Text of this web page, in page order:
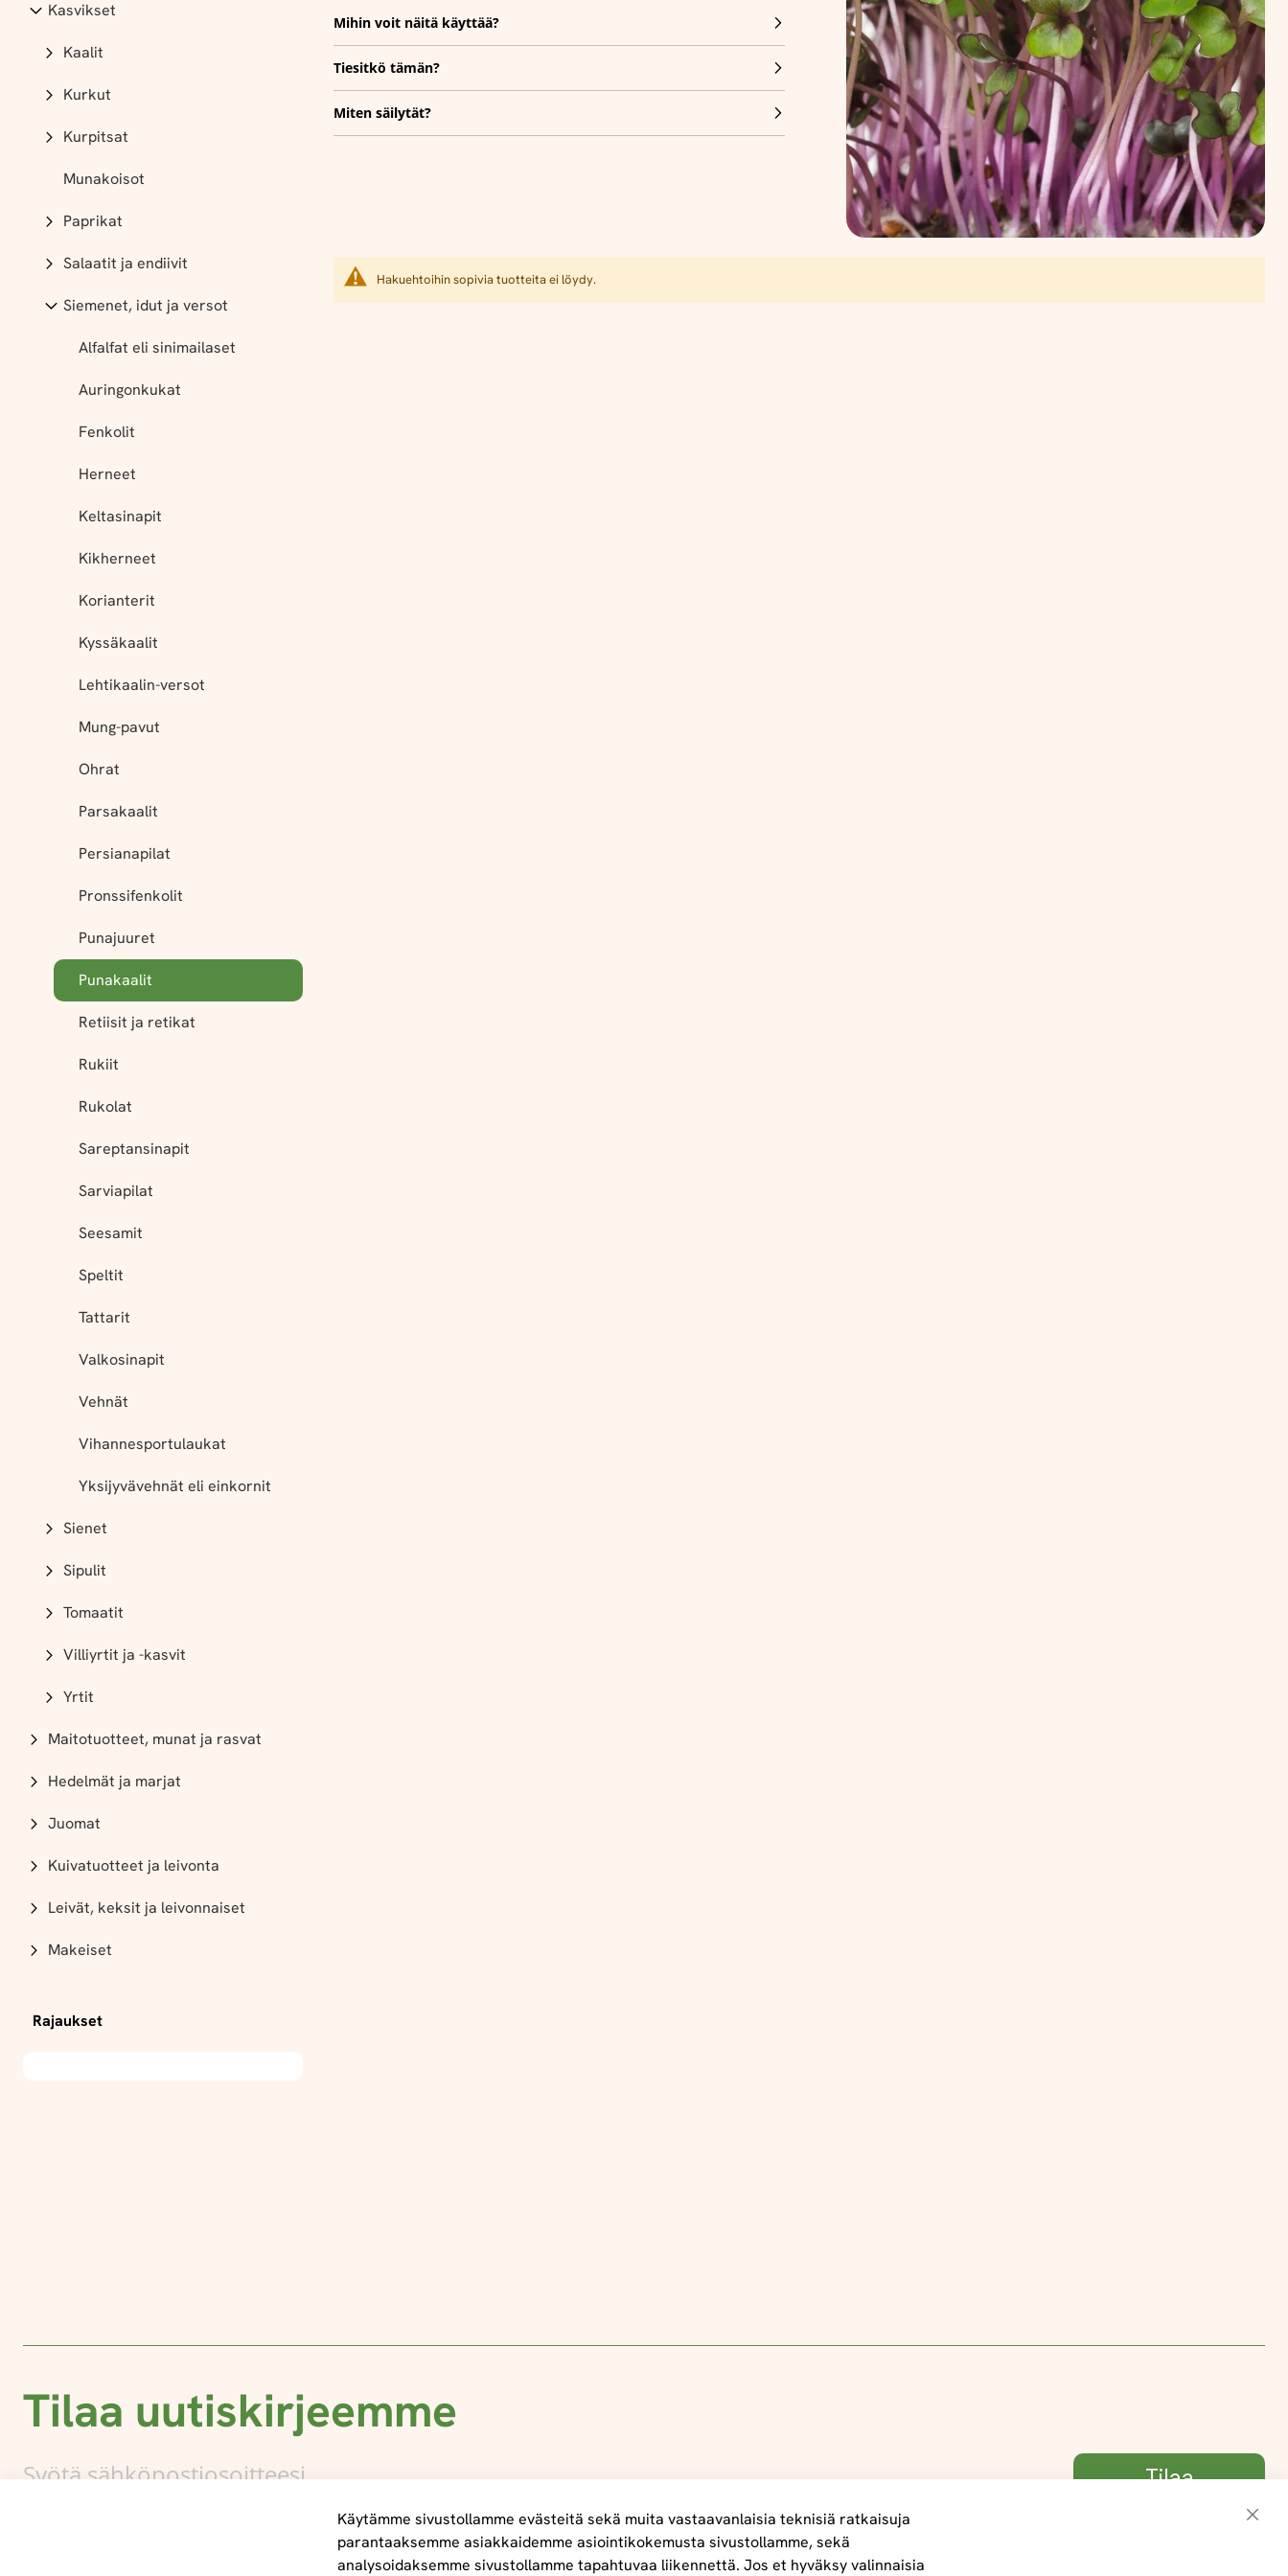
Mihin voit näitä käyttää?
Tiesitkö tämän?
Miten säilytät?
Hakuehtoihin sopivia tuotteita ei löydy.
Kasvikset
Kaalit
Kurkut
Kurpitsat
Munakoisot
Paprikat
Salaatit ja endiivit
Siemenet, idut ja versot
Alfalfat eli sinimailaset
Auringonkukat
Fenkolit
Herneet
Keltasinapit
Kikherneet
Korianterit
Kyssäkaalit
Lehtikaalin-versot
Mung-pavut
Ohrat
Parsakaalit
Persianapilat
Pronssifenkolit
Punajuuret
Punakaalit
Retiisit ja retikat
Rukiit
Rukolat
Sareptansinapit
Sarviapilat
Seesamit
Speltit
Tattarit
Valkosinapit
Vehnät
Vihannesportulaukat
Yksijyvävehnät eli einkornit
Sienet
Sipulit
Tomaatit
Villiyrtit ja -kasvit
Yrtit
Maitotuotteet, munat ja rasvat
Hedelmät ja marjat
Juomat
Kuivatuotteet ja leivonta
Leivät, keksit ja leivonnaiset
Makeiset
Rajaukset
Tilaa uutiskirjeemme
Tilaa
Sulje
Käytämme sivustollamme evästeitä sekä muita vastaavanlaisia teknisiä ratkaisuja
parantaaksemme asiakkaidemme asiointikokemusta sivustollamme, sekä
analysoidaksemme sivustollamme tapahtuvaa liikennettä. Jos et hyväksy valinnaisia